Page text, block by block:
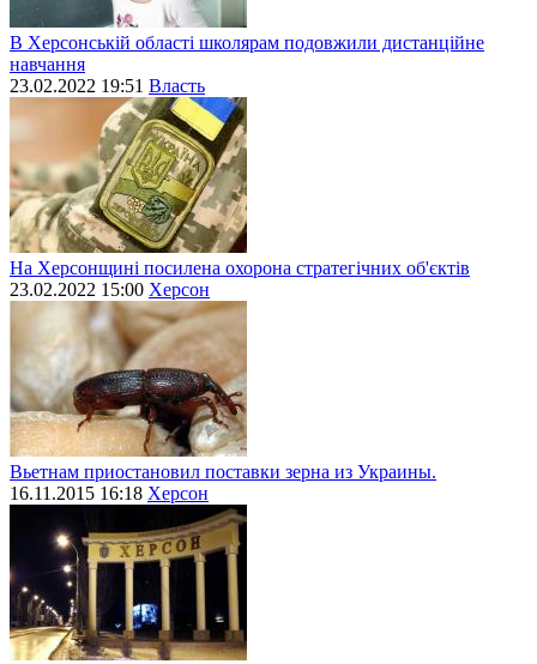
В Херсонській області школярам подовжили дистанційне
навчання
23.02.2022 19:51 Власть
На Херсонщині посилена охорона стратегічних об'єктів
23.02.2022 15:00 Херсон
Вьетнам приостановил поставки зерна из Украины.
16.11.2015 16:18 Херсон